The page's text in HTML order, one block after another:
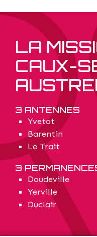
LA
CAUX-
3 ANTENNES
Yvetot
Barentin
Le Trait
3
Doudeville
Yerville
Duclair